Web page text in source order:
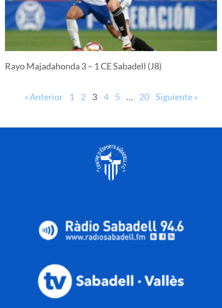
Rayo Majadahonda 3 – 1 CE Sabadell (J8)
« Anterior 1 2 3 4 5 … 20 Siguiente »